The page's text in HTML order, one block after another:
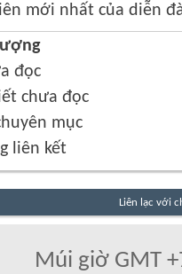
mới nhất của diễn
đọc
chưa đọc
mục
liên kết
Liên lạc với
Múi giờ GMT